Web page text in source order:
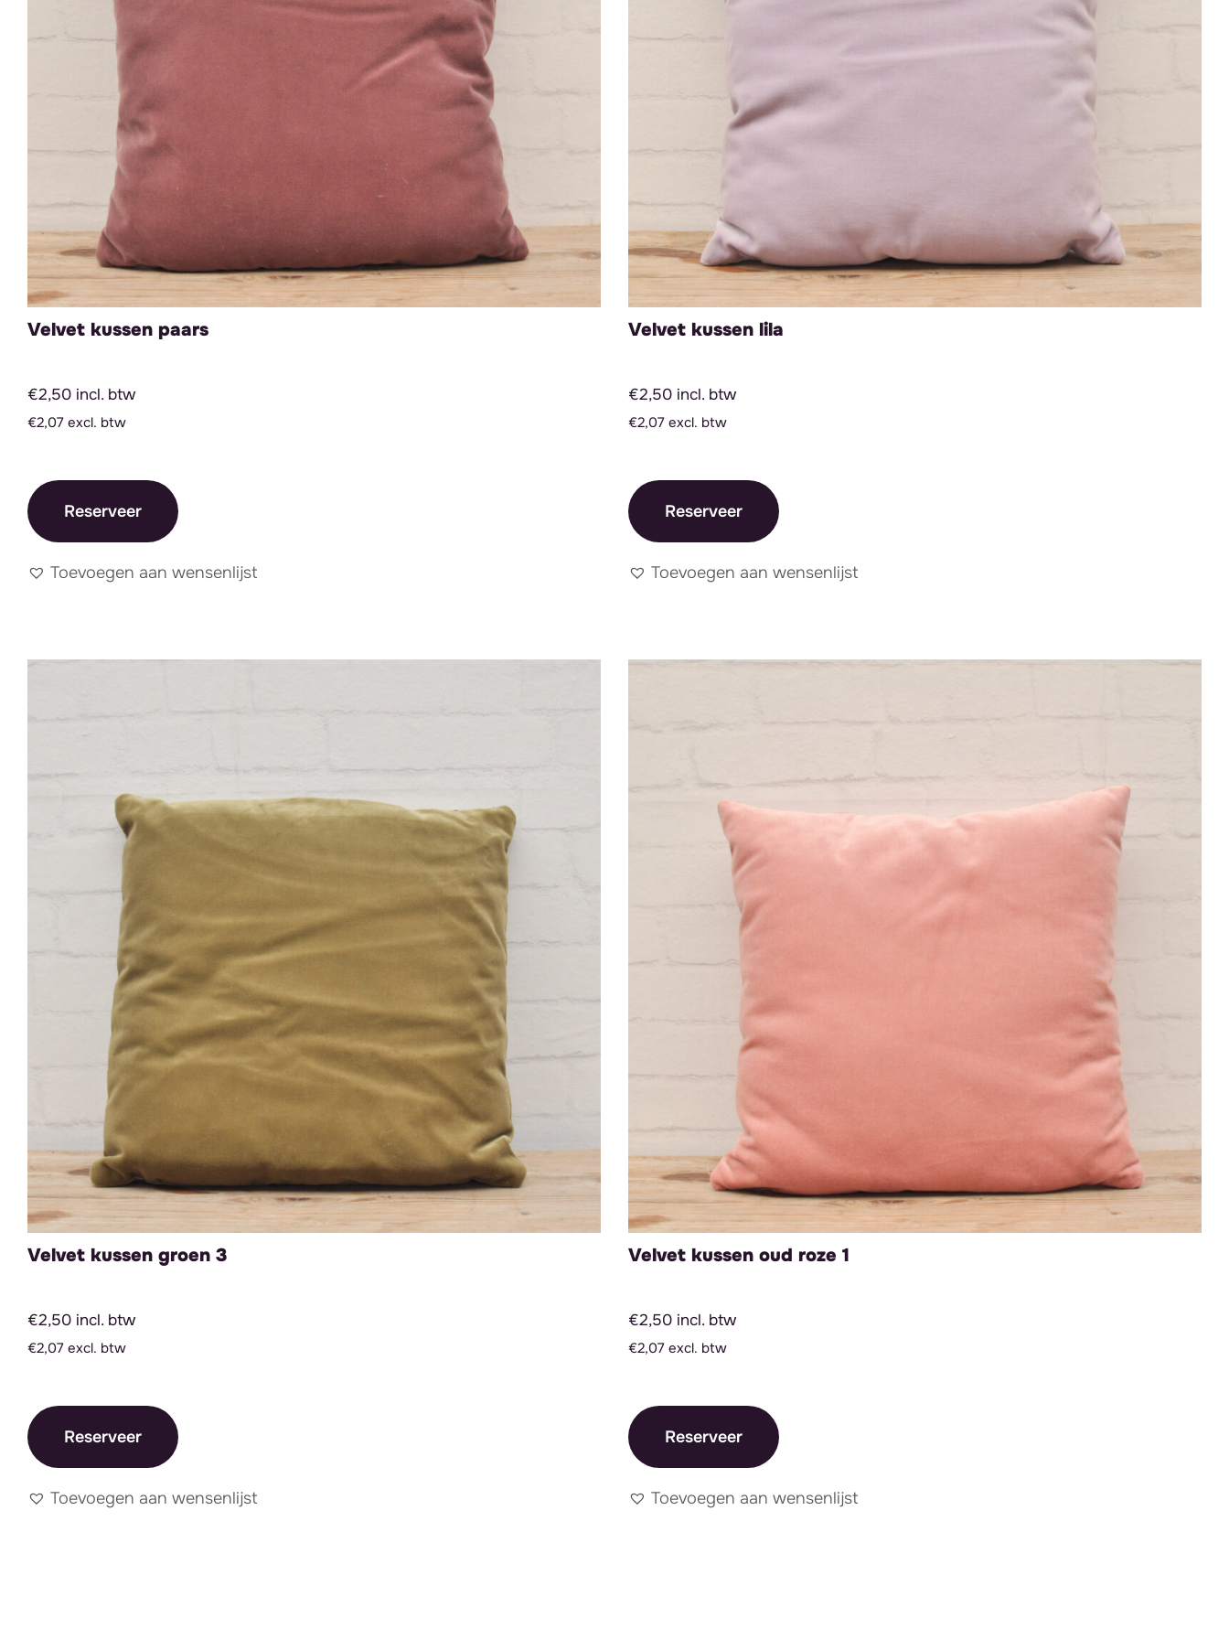
Velvet kussen paars
€2,50 incl. btw
€2,07 excl. btw
Reserveer
Toevoegen aan wensenlijst
Velvet kussen lila
€2,50 incl. btw
€2,07 excl. btw
Reserveer
Toevoegen aan wensenlijst
Velvet kussen groen 3
€2,50 incl. btw
€2,07 excl. btw
Reserveer
Toevoegen aan wensenlijst
Velvet kussen oud roze 1
€2,50 incl. btw
€2,07 excl. btw
Reserveer
Toevoegen aan wensenlijst